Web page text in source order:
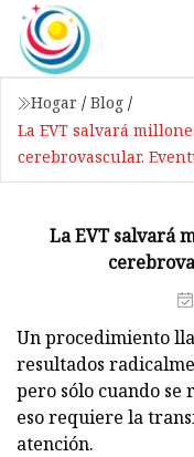
Hogar / Blog /
La EVT salvará
cerebrovascular.
La EVT salvará
Un procedimiento
resultados
pero sólo cuando
eso requiere la
atención.